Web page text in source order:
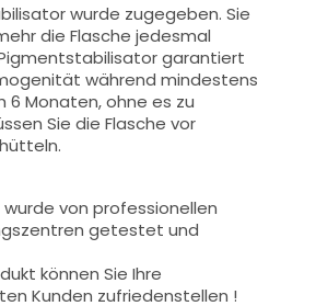
wurde zugegeben. Sie
die Flasche jedesmal
garantiert
während mindestens
6 Monaten, ohne es zu
Sie die Flasche vor
wurde von professionellen
getestet und
können Sie Ihre
Kunden zufriedenstellen !